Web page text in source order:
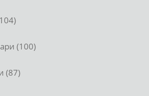
(100)
(87)